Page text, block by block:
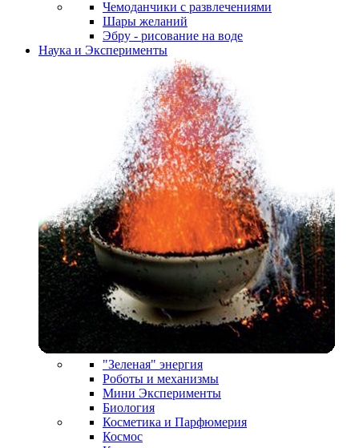
Чемоданчики с развлечениями
Шары желаний
Эбру - рисование на воде
Наука и Эксперименты
"Зеленая" энергия
Роботы и механизмы
Мини Эксперименты
Биология
Косметика и Парфюмерия
Космос